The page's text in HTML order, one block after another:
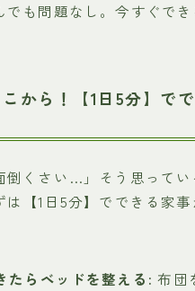
でも問題なし。今すぐで
から！【1日5分】で
倒くさい…」そう思って
は【1日5分】でできる家
たらベッドを整える: 布団